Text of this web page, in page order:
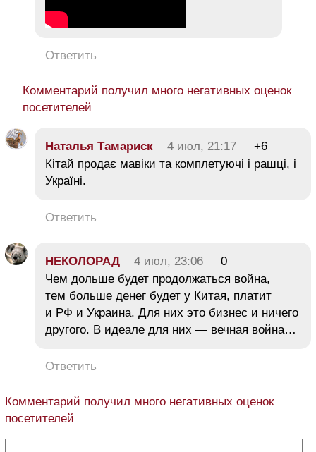
Ответить
Комментарий получил много негативных оценок
посетителей
Наталья Тамариск 4 июл, 21:17
+6
Кітай продає мавіки та комплетуючі і рашці, і
Україні.
Ответить
НЕКОЛОРАД 4 июл, 23:06
0
Чем дольше будет продолжаться война,
тем больше денег будет у Китая, платит
и РФ и Украина. Для них это бизнес и ничего
другого. В идеале для них — вечная война…
Ответить
Комментарий получил много негативных оценок
посетителей